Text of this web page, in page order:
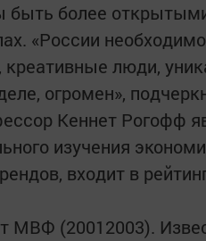
более
«России
креативные люди,
огромен»,
Кеннет Рогофф
изучения
входит в
МВФ (2001­2003).